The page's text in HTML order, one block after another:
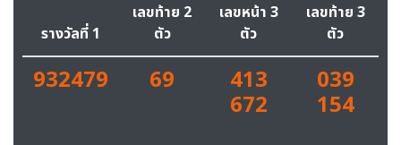
รางวัลที่ 1
เลขท้าย 2
ตัว
เลขหน้า 3
ตัว
เลขท้าย 3
ตัว
932479 69 413
672
039
154